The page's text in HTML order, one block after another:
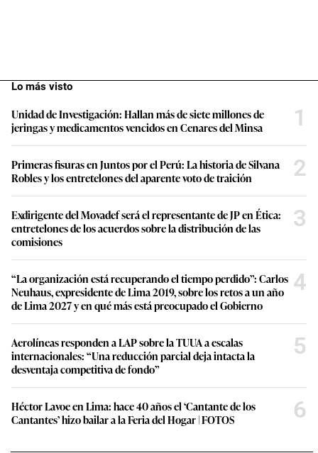
Lo más visto
Unidad de Investigación: Hallan más de siete millones de
jeringas y medicamentos vencidos en Cenares del Minsa
1
Primeras fisuras en Juntos por el Perú: La historia de Silvana
Robles y los entretelones del aparente voto de traición
2
Exdirigente del Movadef será el representante de JP en Ética:
entretelones de los acuerdos sobre la distribución de las
comisiones
3
“La organización está recuperando el tiempo perdido”: Carlos
Neuhaus, expresidente de Lima 2019, sobre los retos a un año
de Lima 2027 y en qué más está preocupado el Gobierno
4
Aerolíneas responden a LAP sobre la TUUA a escalas
internacionales: “Una reducción parcial deja intacta la
desventaja competitiva de fondo”
5
Héctor Lavoe en Lima: hace 40 años el ‘Cantante de los
Cantantes’ hizo bailar a la Feria del Hogar | FOTOS
6